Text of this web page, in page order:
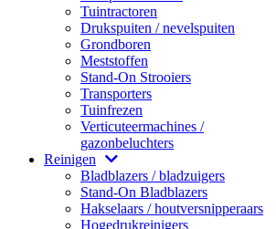
Tuintractoren
Drukspuiten / nevelspuiten
Grondboren
Meststoffen
Stand-On Strooiers
Transporters
Tuinfrezen
Verticuteermachines /
gazonbeluchters
Reinigen
Bladblazers / bladzuigers
Stand-On Bladblazers
Hakselaars / houtversnipperaars
Hogedrukreinigers